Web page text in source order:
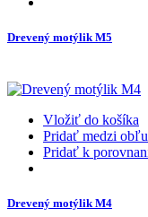
Drevený motýlik M5
Vložiť do košíka
Pridať medzi
Pridať k
Drevený motýlik M4